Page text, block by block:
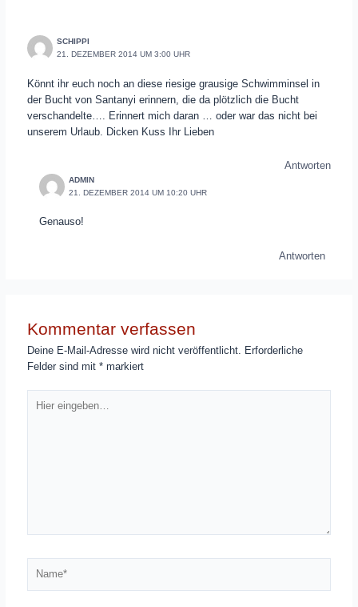
SCHIPPI
21. DEZEMBER 2014 UM 3:00 UHR
Könnt ihr euch noch an diese riesige grausige Schwimminsel in
der Bucht von Santanyi erinnern, die da plötzlich die Bucht
verschandelte…. Erinnert mich daran … oder war das nicht bei
unserem Urlaub. Dicken Kuss Ihr Lieben
Antworten
ADMIN
21. DEZEMBER 2014 UM 10:20 UHR
Genauso!
Antworten
Kommentar verfassen
Deine E-Mail-Adresse wird nicht veröffentlicht. Erforderliche
Felder sind mit* markiert
eingeben…